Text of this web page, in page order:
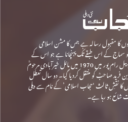
کا مقبول رسالہ ہے جس کا مشن اسلامی
کو سماج کے اس طبقے تک پہنچانا ہے جو اس کے
نصف کی نمائندہ ہے۔ حجاب کی داغ بیل رام پور میں 1970 میں مائل خیرآبادی مرحومؒ
1996 میں ڈاکٹر ابن فرید صاحبؒ کو منتقل کردیا گیا۔ دو سال تعطل
بعد نومبر 2003 سے اس کا نقشِ ثالث ‘حجاب اسلامی’ کے نام سے دہلی
شائع ہو رہا ہے۔